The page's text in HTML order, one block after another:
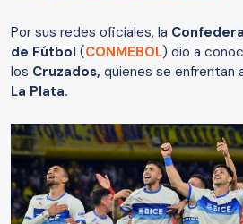
Por sus redes oficiales, la
de Fútbol (CONMEBOL) dio a
los Cruzados, quienes se enfrentan
La Plata.